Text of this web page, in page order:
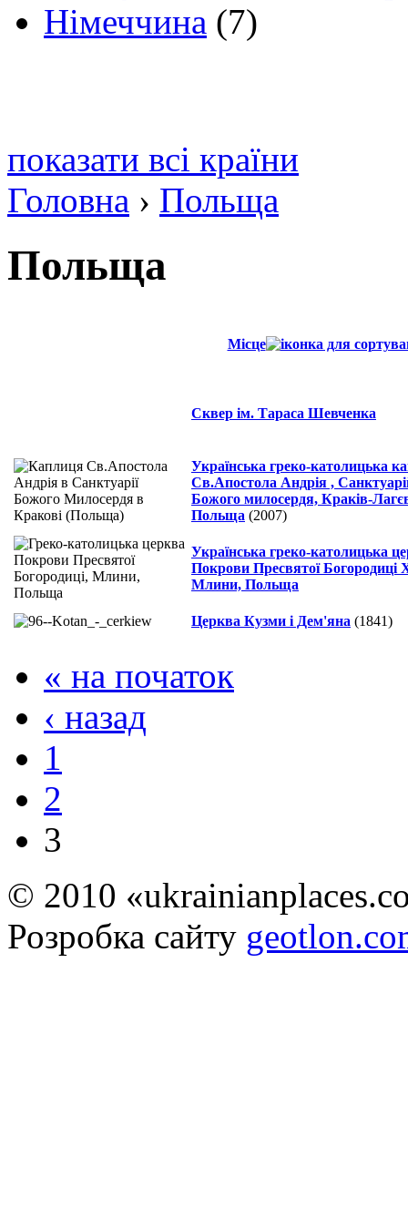
Німеччина (7)
показати всі країни
Головна › Польща
Польща
Місце
Сквер ім. Тараса Шевченка
Українська греко-католицька
Св.Апостола Андрія ,
Божого милосердя, Краків-
Польща (2007)
Українська греко-католицька
Покрови Пресвятої Богородиці
Млини, Польща
Церква Кузми і Дем'яна (1841)
« на початок
‹ назад
1
2
3
© 2010
Розробка сайту